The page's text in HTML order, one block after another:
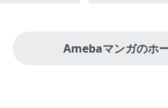
Amebaマンガのホ